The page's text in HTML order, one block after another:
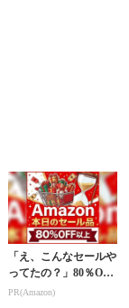
「え、こんなセールや
ってたの？」80％OFF
以上が続々登場！Am
PR(Amazon)